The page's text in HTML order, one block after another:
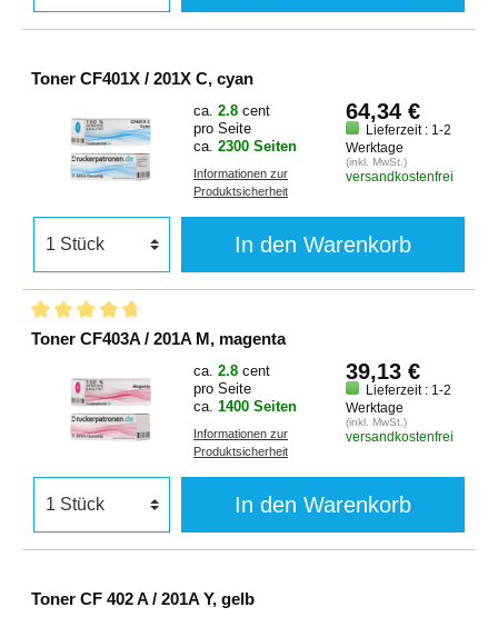
Toner CF401X / 201X C, cyan
ca. 2.8 cent
pro Seite
ca. 2300 Seiten
Informationen zur
Produktsicherheit
64,34 €
Lieferzeit : 1-2
Werktage
(inkl. MwSt.)
versandkostenfrei
In den Warenkorb
Toner CF403A / 201A M, magenta
ca. 2.8 cent
pro Seite
ca. 1400 Seiten
Informationen zur
Produktsicherheit
39,13 €
Lieferzeit : 1-2
Werktage
(inkl. MwSt.)
versandkostenfrei
In den Warenkorb
Toner CF 402 A / 201A Y, gelb